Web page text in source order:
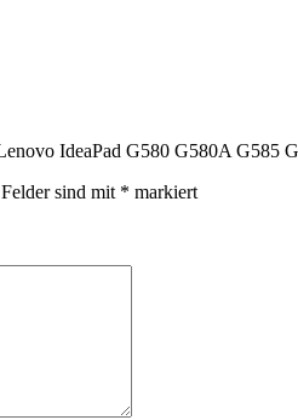
IdeaPad G580 G580A
sind mit * markiert